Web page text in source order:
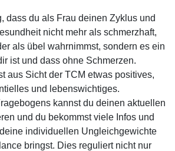
dass du als Frau deinen Zyklus und
nicht mehr als schmerzhaft,
als übel wahrnimmst, sondern es ein
ist und dass ohne Schmerzen.
aus Sicht der TCM etwas positives,
und lebenswichtiges.
kannst du deinen aktuellen
und du bekommst viele Infos und
individuellen Ungleichgewichte
bringst. Dies reguliert nicht nur